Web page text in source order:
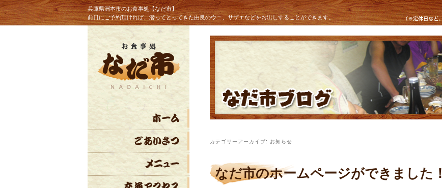
兵庫県洲本市のお食事処【なだ市】
前日にご予約頂ければ、潜ってとってきた由良のウニ、サザエなどをお出しすることができます。
カテゴリーアーカイブ: お知らせ
なだ市のホームページができました！